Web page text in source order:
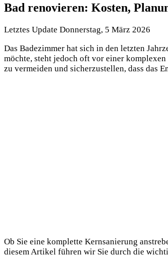
Bad renovieren: Kosten,
Letztes Update Donnerstag, 5 März 2026
Das Badezimmer hat sich in den letzten
möchte, steht jedoch oft vor einer
zu vermeiden und sicherzustellen, dass das
Ob Sie eine komplette Kernsanierung
diesem Artikel führen wir Sie durch die